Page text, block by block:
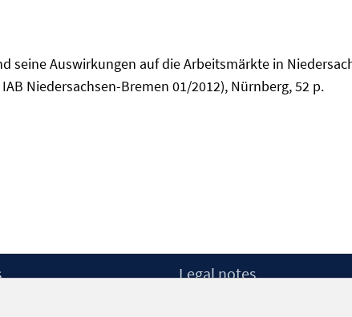
seine Auswirkungen auf die Arbeitsmärkte in
Niedersachsen-Bremen 01/2012), Nürnberg, 52 p.
Legal notes